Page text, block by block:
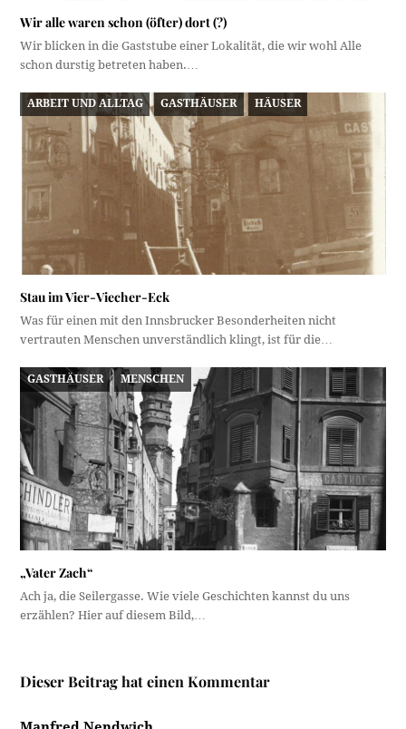
Wir alle waren schon (öfter) dort (?)
Wir blicken in die Gaststube einer Lokalität, die wir wohl Alle
schon durstig betreten haben.…
ARBEIT UND ALLTAG GASTHÄUSER HÄUSER
Stau im Vier-Viecher-Eck
Was für einen mit den Innsbrucker Besonderheiten nicht
vertrauten Menschen unverständlich klingt, ist für die…
GASTHÄUSER MENSCHEN
„Vater Zach“
Ach ja, die Seilergasse. Wie viele Geschichten kannst du uns
erzählen? Hier auf diesem Bild,…
Dieser Beitrag hat einen Kommentar